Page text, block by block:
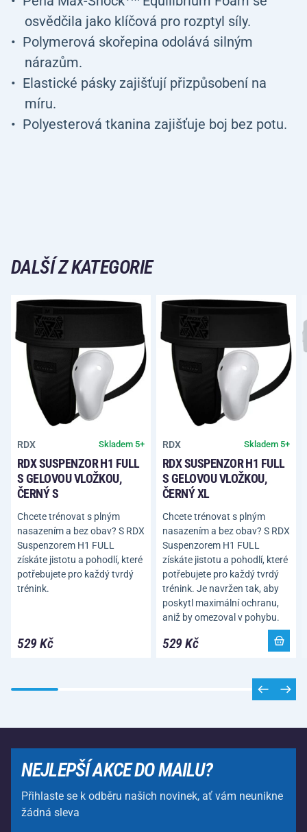
osvědčila jako klíčová pro rozptyl síly.
Polymerová skořepina odolává silným
nárazům.
Elastické pásky zajišťují přizpůsobení na
míru.
Polyesterová tkanina zajišťuje boj bez potu.
DALŠÍ Z KATEGORIE
RDX Skladem 5+
RDX SUSPENZOR H1 FULL
S GELOVOU VLOŽKOU,
ČERNÝ S
Chcete trénovat s plným
nasazením a bez obav? S RDX
Suspenzorem H1 FULL
získáte jistotu a pohodlí, které
potřebujete pro každý tvrdý
trénink.
529 Kč
RDX Skladem 5+
RDX SUSPENZOR H1 FULL
S GELOVOU VLOŽKOU,
ČERNÝ XL
Chcete trénovat s plným
nasazením a bez obav? S RDX
Suspenzorem H1 FULL
získáte jistotu a pohodlí, které
potřebujete pro každý tvrdý
trénink. Je navržen tak, aby
poskytl maximální ochranu,
aniž by omezoval v pohybu.
529 Kč
NEJLEPŠÍ AKCE DO MAILU?
Přihlaste se k odběru našich novinek, ať vám neunikne
žádná sleva